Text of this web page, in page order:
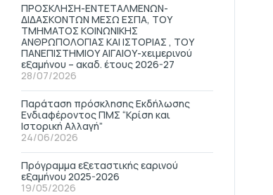
ΠΡΟΣΚΛΗΣΗ-ΕΝΤΕΤΑΛΜΕΝΩΝ-
ΔΙΔΑΣΚΟΝΤΩΝ ΜΕΣΩ ΕΣΠΑ, ΤΟΥ
ΤΜΗΜΑΤΟΣ ΚΟΙΝΩΝΙΚΗΣ
ΑΝΘΡΩΠΟΛΟΓΙΑΣ ΚΑΙ ΙΣΤΟΡΙΑΣ , ΤΟΥ
ΠΑΝΕΠΙΣΤΗΜΙΟΥ ΑΙΓΑΙΟΥ-χειμερινού
εξαμήνου – ακαδ. έτους 2026-27
28/07/2026
Παράταση πρόσκλησης Εκδήλωσης
Ενδιαφέροντος ΠΜΣ “Κρίση και
Ιστορική Αλλαγή”
24/06/2026
Πρόγραμμα εξεταστικής εαρινού
εξαμήνου 2025-2026
19/05/2026